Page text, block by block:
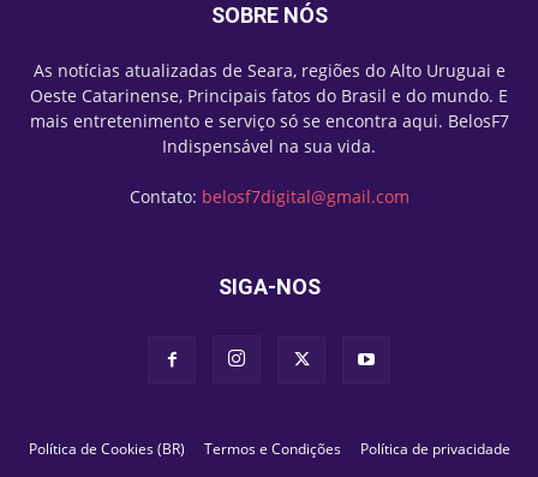
SOBRE NÓS
As notícias atualizadas de Seara, regiões do Alto Uruguai e
Oeste Catarinense, Principais fatos do Brasil e do mundo. E
mais entretenimento e serviço só se encontra aqui. BelosF7
Indispensável na sua vida.
Contato: belosf7digital@gmail.com
SIGA-NOS
Política de Cookies (BR) Termos e Condições Política de privacidade